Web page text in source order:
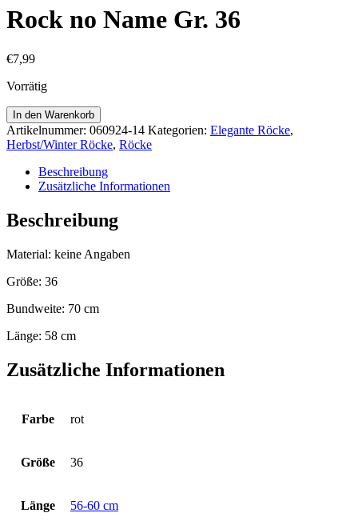
Rock no Name Gr. 36
€7,99
Vorrätig
Rock
no
Name
Menge
In den Warenkorb
Artikelnummer: 060924-14 Kategorien: Elegante Röcke,
Herbst/Winter Röcke, Röcke
Beschreibung
Zusätzliche Informationen
Beschreibung
Material: keine Angaben
Größe: 36
Bundweite: 70 cm
Länge: 58 cm
Zusätzliche Informationen
Farbe rot
Größe 36
Länge 56-60 cm